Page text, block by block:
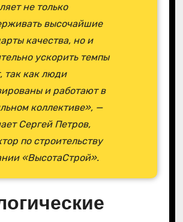
не только
высочайшие
качества, но и
ускорить темпы
так как люди
и работают в
коллективе», —
Сергей Петров,
по строительству
«ВысотаСтрой».